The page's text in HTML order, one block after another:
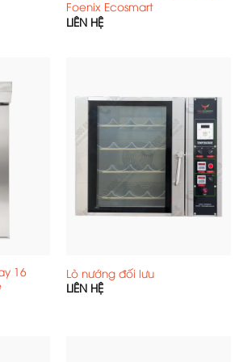
công nghiệp có thể xử lý từ
giờ cao điểm hay dịp lễ, Tết.
đồng đều, chuyên nghiệp
được trang bị hệ thống điều chỉnh
đảm bảo mỗi chiếc bánh đều
giòn ngoài – mềm xốp bên trong
Foenix Ecosmart
LIÊN HỆ
16
Lò nướng đối lưu
LIÊN HỆ